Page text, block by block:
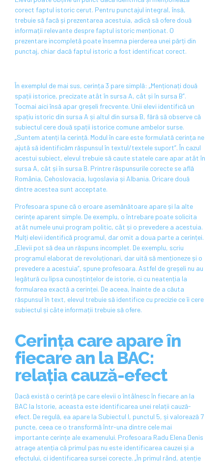
corect faptul istoric cerut. Pentru punctajul integral, însă,
trebuie să facă și prezentarea acestuia, adică să ofere două
informații relevante despre faptul istoric menționat. O
prezentare incompletă poate însemna pierderea unei părți din
punctaj, chiar dacă faptul istoric a fost identificat corect.
În exemplul de mai sus, cerința 3 pare simplă: „Menționați două
spații istorice, precizate atât în sursa A, cât și în sursa B”.
Tocmai aici însă apar greșeli frecvente. Unii elevi identifică un
spațiu istoric din sursa A și altul din sursa B, fără să observe că
subiectul cere două spații istorice comune ambelor surse.
„Suntem atenți la cerință. Modul în care este formulată cerința ne
ajută să identificăm răspunsul în textul/textele suport”. În cazul
acestui subiect, elevul trebuie să caute statele care apar atât în
sursa A, cât și în sursa B. Printre răspunsurile corecte se află
România, Cehoslovacia, Iugoslavia și Albania. Oricare două
dintre acestea sunt acceptate.
Profesoara spune că o eroare asemănătoare apare și la alte
cerințe aparent simple. De exemplu, o întrebare poate solicita
atât numele unui program politic, cât și o prevedere a acestuia.
Mulți elevi identifică programul, dar omit a doua parte a cerinței.
„Elevii pot să dea un răspuns incomplet. De exemplu, scriu
programul elaborat de revoluționari, dar uită să menționeze și o
prevedere a acestuia”, spune profesoara. Astfel de greșeli nu au
legătură cu lipsa cunoștințelor de istorie, ci cu neatenția la
formularea exactă a cerinței. De aceea, înainte de a căuta
răspunsul în text, elevul trebuie să identifice cu precizie ce îi cere
subiectul și câte informații trebuie să ofere.
Cerința care apare în
fiecare an la BAC:
relația cauză-efect
Dacă există o cerință pe care elevii o întâlnesc în fiecare an la
BAC la Istorie, aceasta este identificarea unei relații cauză-
efect. De regulă, ea apare la Subiectul I, punctul 5, și valorează 7
puncte, ceea ce o transformă într-una dintre cele mai
importante cerințe ale examenului. Profesoara Radu Elena Denis
atrage atenția că primul pas nu este identificarea cauzei și a
efectului, ci identificarea sursei corecte. „În primul rând, atenție